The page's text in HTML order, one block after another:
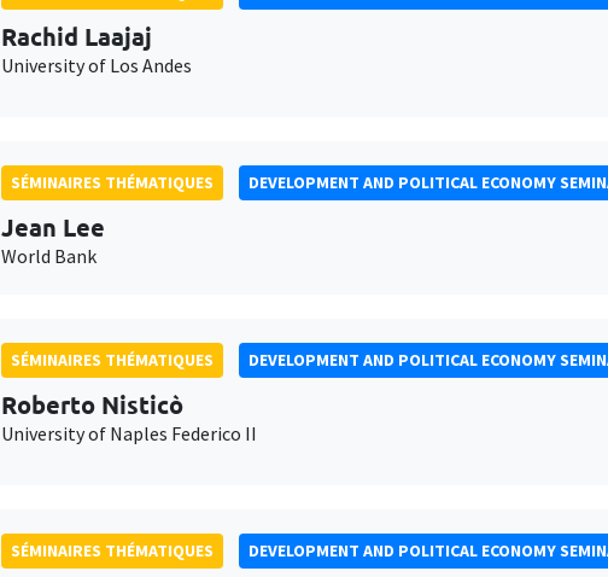
Rachid Laajaj
University of Los Andes
SÉMINAIRES THÉMATIQUES DEVELOPMENT AND POLITICAL ECONOMY
Jean Lee
World Bank
SÉMINAIRES THÉMATIQUES DEVELOPMENT AND POLITICAL ECONOMY
Roberto Nisticò
University of Naples Federico II
SÉMINAIRES THÉMATIQUES DEVELOPMENT AND POLITICAL ECONOMY